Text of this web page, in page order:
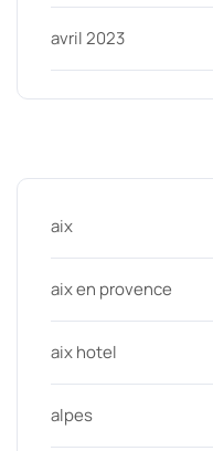
avril 2023
aix
aix en provence
aix hotel
alpes